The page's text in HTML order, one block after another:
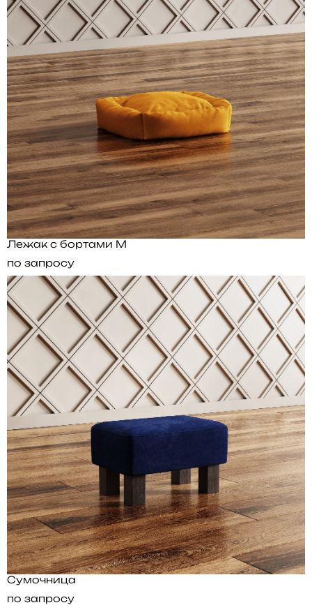
Лежак с бортами M
по запросу
Сумочница
по запросу